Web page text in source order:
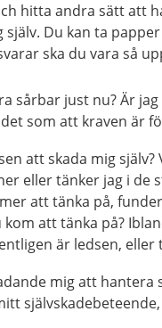
hitta andra sätt att
Du kan ta
ska du vara så
sårbar just nu? Är
som att kraven är
att skada mig själv?
eller tänker jag i de
att tänka på,
att tänka på?
är ledsen, eller
mig att hantera